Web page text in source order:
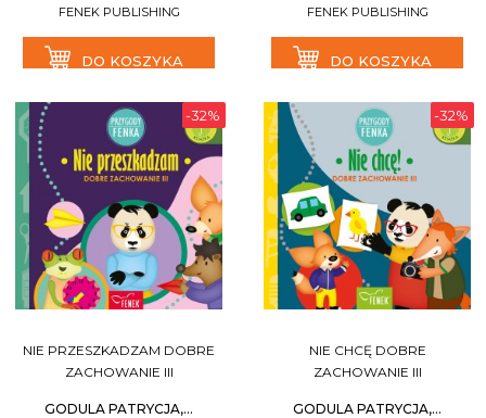
FENEK PUBLISHING
DO KOSZYKA
FENEK PUBLISHING
DO KOSZYKA
-32%
NIE PRZESZKADZAM DOBRE
ZACHOWANIE III
GODULA PATRYCJA,...
-32%
NIE CHCĘ DOBRE
ZACHOWANIE III
GODULA PATRYCJA,...